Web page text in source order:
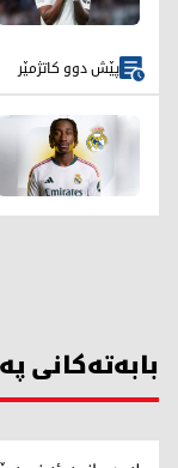
پێش دوو کاتژمێر
بابەتەکانی